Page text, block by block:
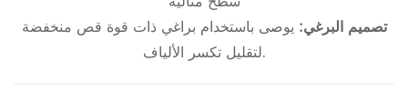
تصميم البرغي:يوصى باستخدام براغي ذات قوة قص منخفضة
لتقليل تكسر الألياف.